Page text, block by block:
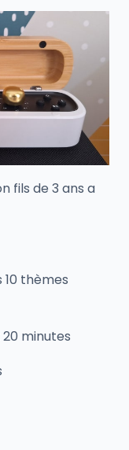
fils de 3 ans a
thèmes
20 minutes